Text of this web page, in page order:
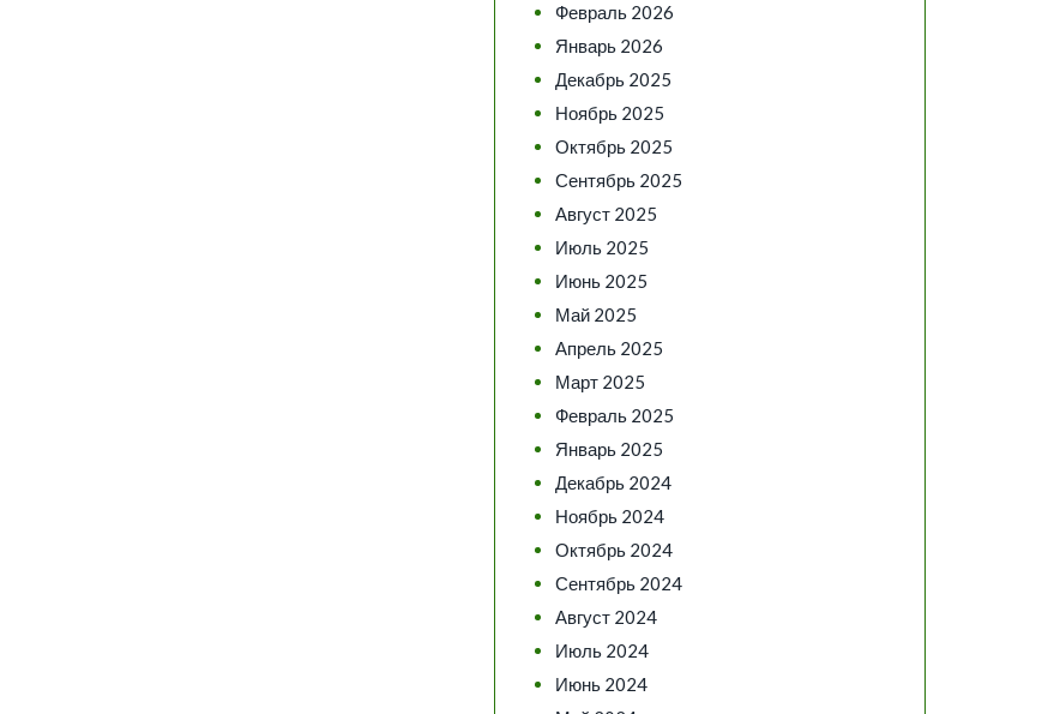
Февраль 2026
Январь 2026
Декабрь 2025
Ноябрь 2025
Октябрь 2025
Сентябрь 2025
Август 2025
Июль 2025
Июнь 2025
Май 2025
Апрель 2025
Март 2025
Февраль 2025
Январь 2025
Декабрь 2024
Ноябрь 2024
Октябрь 2024
Сентябрь 2024
Август 2024
Июль 2024
Июнь 2024